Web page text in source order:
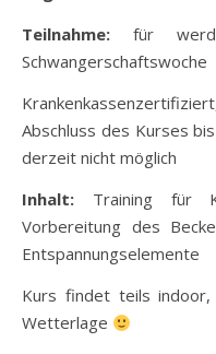
Teilnahme: für
Schwangerschaftswoche
Abschluss des Kurses
derzeit nicht möglich
Inhalt: Training für
Vorbereitung des
Entspannungselemente
Kurs findet teils
Wetterlage